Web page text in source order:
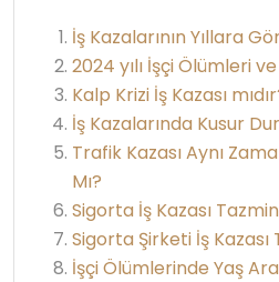
İş Kazalarının Yıllara
2024 yılı İşçi Ölümleri
Kalp Krizi İş Kazası
İş Kazalarında Kusur
Trafik Kazası Aynı
Mı?
Sigorta İş Kazası
Sigorta Şirketi İş
İşçi Ölümlerinde Yaş